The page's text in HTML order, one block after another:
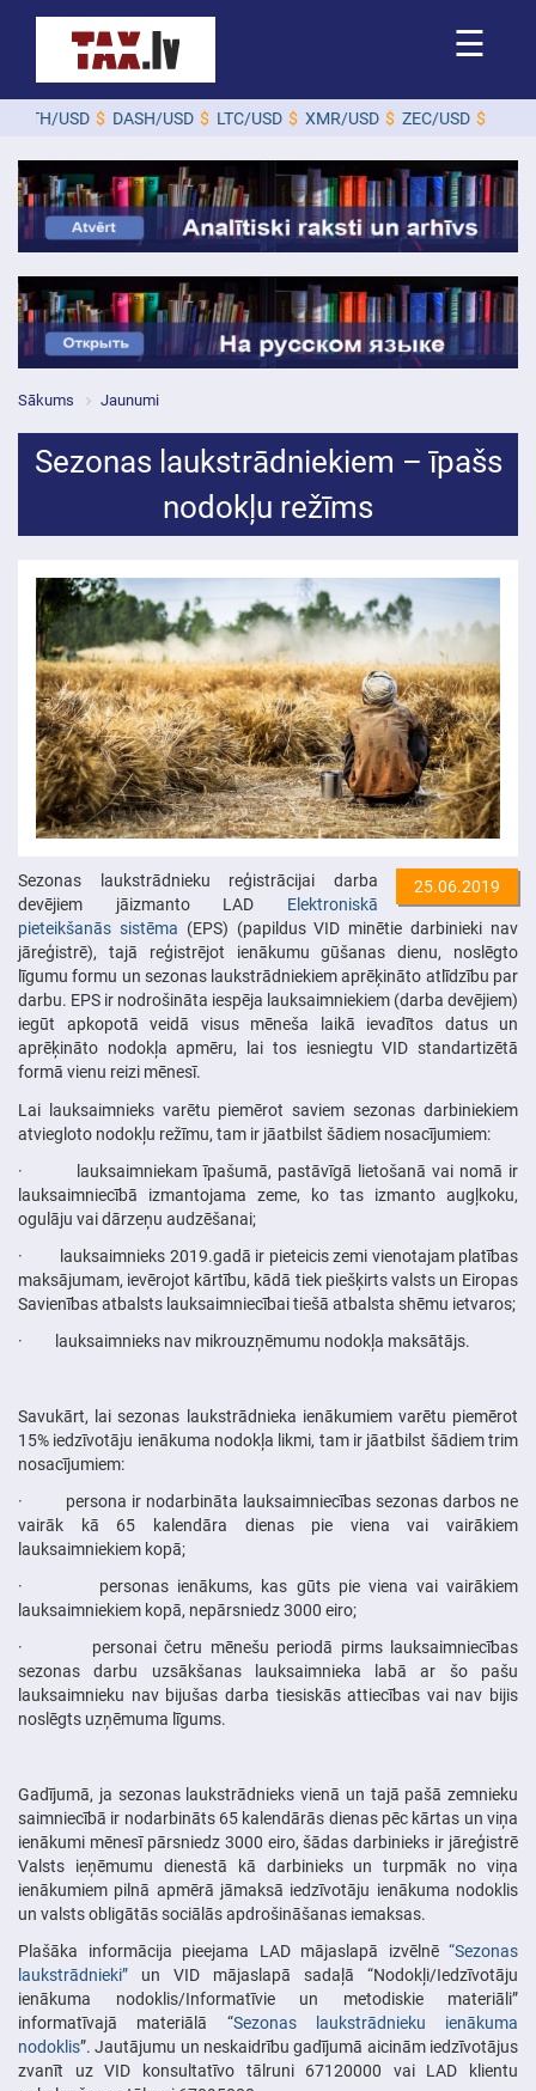
☰
USD $ DASH/USD $ LTC/USD$ XMR/USD $ ZEC/USD$
Sākums Jaunumi
Sezonas laukstrādniekiem – īpašs
nodokļu režīms
25.06.2019
Sezonas laukstrādnieku reģistrācijai darba
devējiem jāizmanto LAD Elektroniskā
pieteikšanās sistēma (EPS) (papildus VID minētie darbinieki nav
jāreģistrē), tajā reģistrējot ienākumu gūšanas dienu, noslēgto
līgumu formu un sezonas laukstrādniekiem aprēķināto atlīdzību par
darbu. EPS ir nodrošināta iespēja lauksaimniekiem (darba devējiem)
iegūt apkopotā veidā visus mēneša laikā ievadītos datus un
aprēķināto nodokļa apmēru, lai tos iesniegtu VID standartizētā
formā vienu reizi mēnesī.
Lai lauksaimnieks varētu piemērot saviem sezonas darbiniekiem
atviegloto nodokļu režīmu, tam ir jāatbilst šādiem nosacījumiem:
· lauksaimniekam īpašumā, pastāvīgā lietošanā vai nomā ir
lauksaimniecībā izmantojama zeme, ko tas izmanto augļkoku,
ogulāju vai dārzeņu audzēšanai;
· lauksaimnieks 2019.gadā ir pieteicis zemi vienotajam platības
maksājumam, ievērojot kārtību, kādā tiek piešķirts valsts un Eiropas
Savienības atbalsts lauksaimniecībai tiešā atbalsta shēmu ietvaros;
· lauksaimnieks nav mikrouzņēmumu nodokļa maksātājs.
Savukārt, lai sezonas laukstrādnieka ienākumiem varētu piemērot
15% iedzīvotāju ienākuma nodokļa likmi, tam ir jāatbilst šādiem trim
nosacījumiem:
· persona ir nodarbināta lauksaimniecības sezonas darbos ne
vairāk kā 65 kalendāra dienas pie viena vai vairākiem
lauksaimniekiem kopā;
· personas ienākums, kas gūts pie viena vai vairākiem
lauksaimniekiem kopā, nepārsniedz 3000 eiro;
· personai četru mēnešu periodā pirms lauksaimniecības
sezonas darbu uzsākšanas lauksaimnieka labā ar šo pašu
lauksaimnieku nav bijušas darba tiesiskās attiecības vai nav bijis
noslēgts uzņēmuma līgums.
Gadījumā, ja sezonas laukstrādnieks vienā un tajā pašā zemnieku
saimniecībā ir nodarbināts 65 kalendārās dienas pēc kārtas un viņa
ienākumi mēnesī pārsniedz 3000 eiro, šādas darbinieks ir jāreģistrē
Valsts ieņēmumu dienestā kā darbinieks un turpmāk no viņa
ienākumiem pilnā apmērā jāmaksā iedzīvotāju ienākuma nodoklis
un valsts obligātās sociālās apdrošināšanas iemaksas.
Plašāka informācija pieejama LAD mājaslapā izvēlnē “Sezonas
laukstrādnieki” un VID mājaslapā sadaļā “Nodokļi/Iedzīvotāju
ienākuma nodoklis/Informatīvie un metodiskie materiāli”
informatīvajā materiālā “Sezonas laukstrādnieku ienākuma
nodoklis”. Jautājumu un neskaidrību gadījumā aicinām iedzīvotājus
zvanīt uz VID konsultatīvo tālruni 67120000 vai LAD klientu